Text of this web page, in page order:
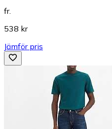
fr.
538 kr
Jämför pris